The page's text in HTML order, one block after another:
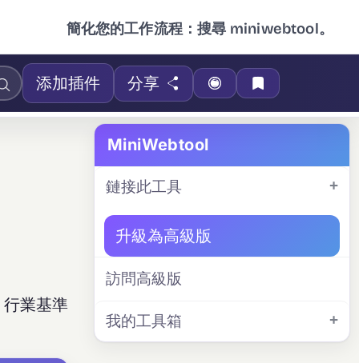
簡化您的工作流程：搜尋 miniwebtool。
添加插件 分享
業基準
MiniWebtool
鏈接此工具
升級為高級版
訪問高級版
我的工具箱